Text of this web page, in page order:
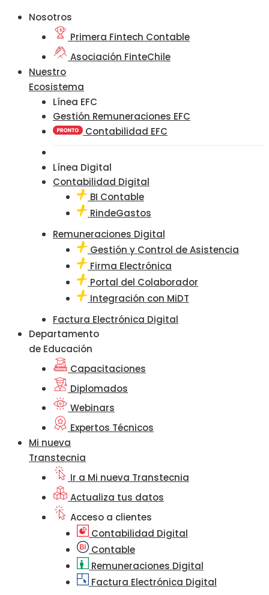
Nosotros
Primera Fintech Contable
Asociación FinteChile
Nuestro
Ecosistema
Línea EFC
Gestión Remuneraciones EFC
Contabilidad EFC
Línea Digital
Contabilidad Digital
BI Contable
RindeGastos
Remuneraciones Digital
Gestión y Control de Asistencia
Firma Electrónica
Portal del Colaborador
Integración con MiDT
Factura Electrónica Digital
Departamento
de Educación
Capacitaciones
Diplomados
Webinars
Expertos Técnicos
Mi nueva
Transtecnia
Ir a Mi nueva Transtecnia
Actualiza tus datos
Acceso a clientes
Contabilidad Digital
Contable
Remuneraciones Digital
Factura Electrónica Digital